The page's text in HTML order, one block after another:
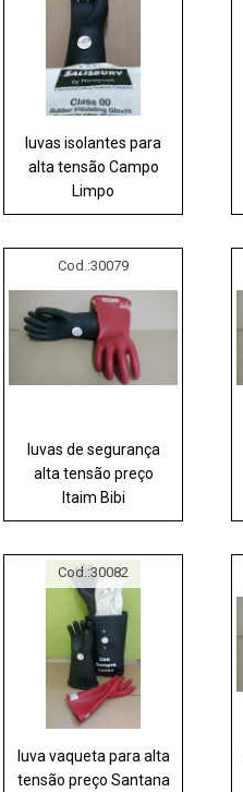
luvas isolantes para
alta tensão Campo
Limpo
Cod.:30079
luvas de segurança
alta tensão preço
Itaim Bibi
Cod.:30082
luva vaqueta para alta
tensão preço Santana